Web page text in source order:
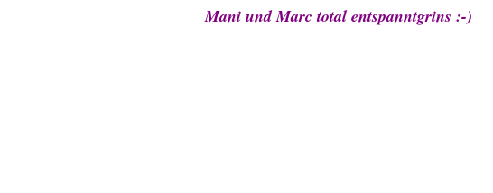
Mani und Marc total entspanntgrins :-)